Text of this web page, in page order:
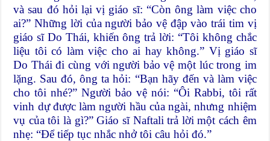
và sau đó hỏi lại vị giáo sĩ: “Còn ông làm việc cho
ai?” Những lời của người bảo vệ đập vào trái tim vị
giáo sĩ Do Thái, khiến ông trả lời: “Tôi không chắc
liệu tôi có làm việc cho ai hay không.” Vị giáo sĩ
Do Thái đi cùng với người bảo vệ một lúc trong im
lặng. Sau đó, ông ta hỏi: “Bạn hãy đến và làm việc
cho tôi nhé?” Người bảo vệ nói: “Ôi Rabbi, tôi rất
vinh dự được làm người hầu của ngài, nhưng nhiệm
vụ của tôi là gì?” Giáo sĩ Naftali trả lời một cách êm
nhẹ: “Để tiếp tục nhắc nhở tôi câu hỏi đó.”